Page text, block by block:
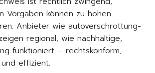
Vorgaben können zu hohen
Anbieter wie autoverschrottung-
regional, wie nachhaltige,
funktioniert – rechtskonform,
effizient.